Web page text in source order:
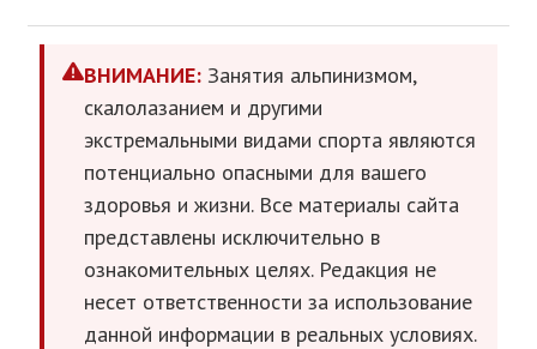
ВНИМАНИЕ: Занятия альпинизмом,
скалолазанием и другими
экстремальными видами спорта являются
потенциально опасными для вашего
здоровья и жизни. Все материалы сайта
представлены исключительно в
ознакомительных целях. Редакция не
несет ответственности за использование
данной информации в реальных условиях.